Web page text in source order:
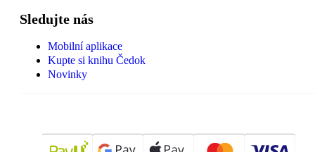
Sledujte nás
Mobilní aplikace
Kupte si knihu Čedok
Novinky